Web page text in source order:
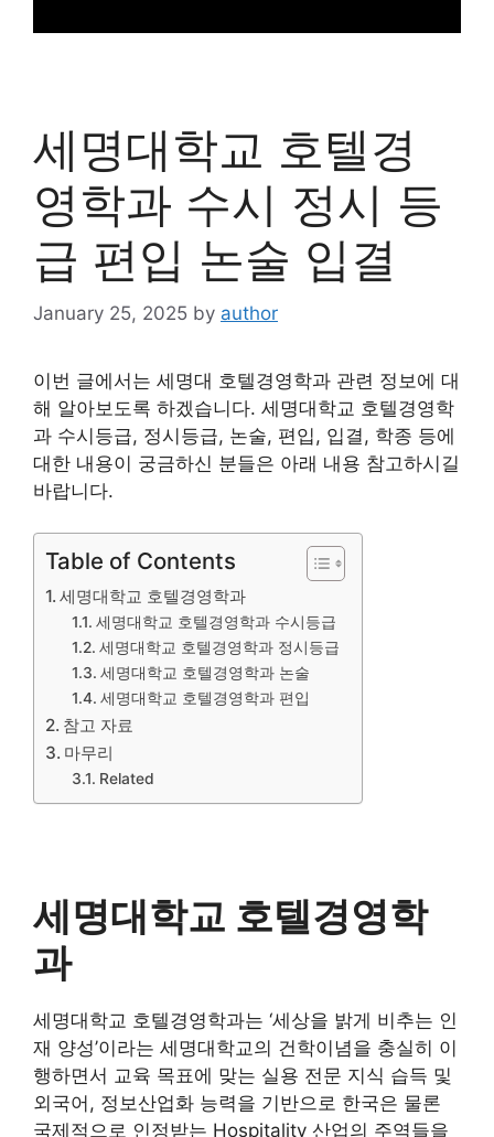
세명대학교 호텔경
영학과 수시 정시 등
급 편입 논술 입결
January 25, 2025 by author
이번 글에서는 세명대 호텔경영학과 관련 정보에 대
해 알아보도록 하겠습니다. 세명대학교 호텔경영학
과 수시등급, 정시등급, 논술, 편입, 입결, 학종 등에
대한 내용이 궁금하신 분들은 아래 내용 참고하시길
바랍니다.
Table of Contents
세명대학교 호텔경영학과
세명대학교 호텔경영학과 수시등급
세명대학교 호텔경영학과 정시등급
세명대학교 호텔경영학과 논술
세명대학교 호텔경영학과 편입
참고 자료
마무리
Related
세명대학교 호텔경영학
과
세명대학교 호텔경영학과는 ‘세상을 밝게 비추는 인
재 양성’이라는 세명대학교의 건학이념을 충실히 이
행하면서 교육 목표에 맞는 실용 전문 지식 습득 및
외국어, 정보산업화 능력을 기반으로 한국은 물론
국제적으로 인정받는 Hospitality 산업의 주역들을